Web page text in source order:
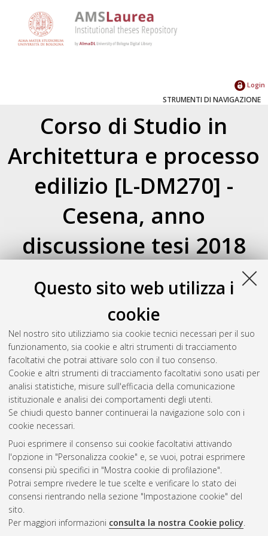
Questo sito web utilizza i
cookie
Nel nostro sito utilizziamo sia cookie tecnici necessari per il suo
funzionamento, sia cookie e altri strumenti di tracciamento
facoltativi che potrai attivare solo con il tuo consenso.
Cookie e altri strumenti di tracciamento facoltativi sono usati per
analisi statistiche, misure sull'efficacia della comunicazione
istituzionale e analisi dei comportamenti degli utenti.
Se chiudi questo banner continuerai la navigazione solo con i
cookie necessari.
Puoi esprimere il consenso sui cookie facoltativi attivando
l'opzione in "Personalizza cookie" e, se vuoi, potrai esprimere
consensi più specifici in "Mostra cookie di profilazione".
Potrai sempre rivedere le tue scelte e verificare lo stato dei
consensi rientrando nella sezione "Impostazione cookie" del
sito.
Per maggiori informazioni consulta la nostra Cookie policy.
Login
STRUMENTI DI NAVIGAZIONE
Corso di Studio in
Architettura e processo
edilizio [L-DM270] -
Cesena, anno
discussione tesi 2018
Atom
RSS 1.0
Autore della tesi|
Indirizzo|Orientamento|Nessun raggruppamento
Numero di documenti:0.
Questa lista e' stata generata ilThu Aug 6 20:33:48 2026
CEST
Atom
Rss 1.0
Rss 2.0
AMS Laurea